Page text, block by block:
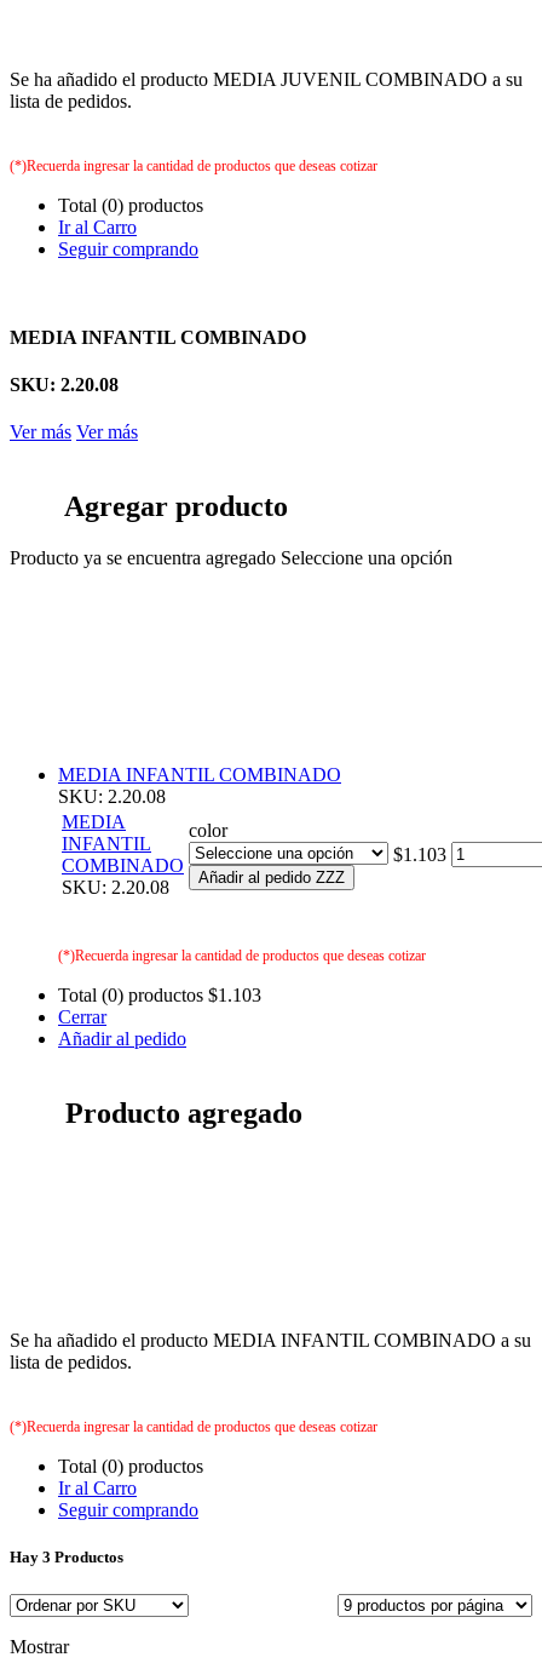
Se ha añadido el producto MEDIA JUVENIL COMBINADO a su
lista de pedidos.
(*)Recuerda ingresar la cantidad de productos que deseas cotizar
Total (0) productos
Ir al Carro
Seguir comprando
MEDIA INFANTIL COMBINADO
SKU: 2.20.08
Ver más Ver más
Agregar producto
Producto ya se encuentra agregado Seleccione una opción
MEDIA INFANTIL COMBINADO
SKU: 2.20.08
MEDIA
INFANTIL
COMBINADO
SKU: 2.20.08
color
Añadir al pedido ZZZ
$1.103
(*)Recuerda ingresar la cantidad de productos que deseas cotizar
Total (0) productos $1.103
Cerrar
Añadir al pedido
Producto agregado
Se ha añadido el producto MEDIA INFANTIL COMBINADO a su
lista de pedidos.
(*)Recuerda ingresar la cantidad de productos que deseas cotizar
Total (0) productos
Ir al Carro
Seguir comprando
Hay 3 Productos
Mostrar